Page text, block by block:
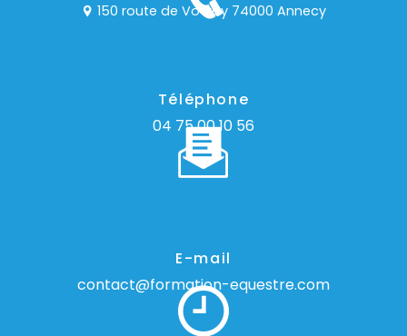
150 route de Vovray 74000 Annecy
Téléphone
04 75 00 10 56
E-mail
contact@formation-equestre.com